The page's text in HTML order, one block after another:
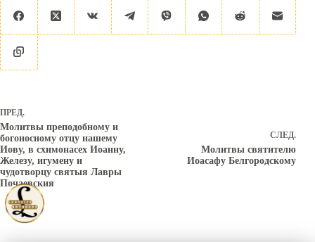
ПРЕД.
Молитвы преподобному и
богоносному отцу нашему
Иову, в схимонасех Иоанну,
Железу, игумену и
чудотворцу святыя Лавры
Почаевския
СЛЕД.
Молитвы святителю
Иоасафу Белгородскому